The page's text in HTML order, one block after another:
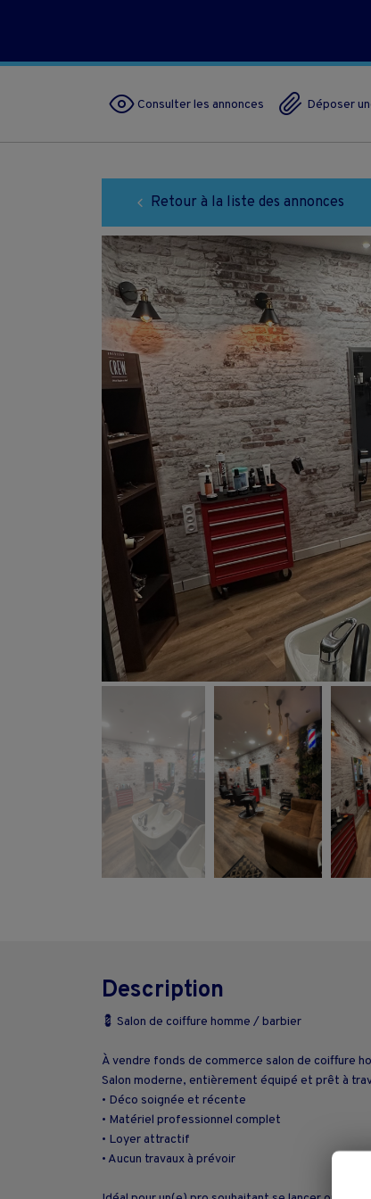
Consulter les annonces Déposer
Retour à la liste des annonces
Description
💈 Salon de coiffure homme / barbier
À vendre fonds de commerce salon de coiffure
Salon moderne, entièrement équipé et prêt à
• Déco soignée et récente
• Matériel professionnel complet
• Loyer attractif
• Aucun travaux à prévoir